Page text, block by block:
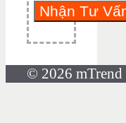
© 2026 mTrend